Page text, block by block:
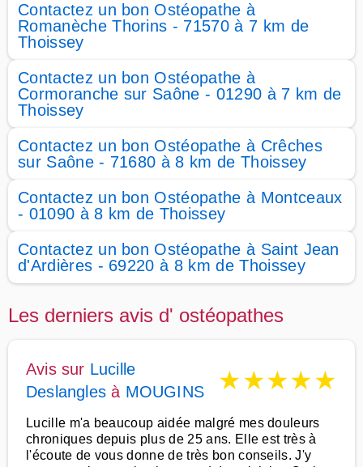
Contactez un bon Ostéopathe à
Romanèche Thorins - 71570 à 7 km de
Thoissey
Contactez un bon Ostéopathe à
Cormoranche sur Saône - 01290 à 7 km de
Thoissey
Contactez un bon Ostéopathe à Crêches
sur Saône - 71680 à 8 km de Thoissey
Contactez un bon Ostéopathe à Montceaux
- 01090 à 8 km de Thoissey
Contactez un bon Ostéopathe à Saint Jean
d'Ardières - 69220 à 8 km de Thoissey
Les derniers avis d' ostéopathes
Avis sur Lucille
Deslangles à MOUGINS ★★★★★
Lucille m'a beaucoup aidée malgré mes douleurs
chroniques depuis plus de 25 ans. Elle est très à
l'écoute de vous donne de très bon conseils. J'y